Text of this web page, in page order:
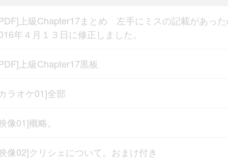
上級Chapter17まとめ 左手にミスの記載があっ
年４月１３日に修正しました。
上級Chapter17黒板
ラオケ01]全部
像01]概略。
像02]クリシェについて。おまけ付き